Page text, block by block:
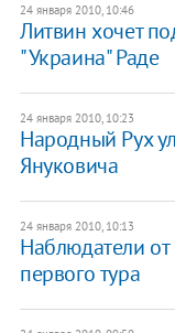
24 января 2010, 10:46
Литвин хочет
"Украина" Раде
24 января 2010, 10:23
Народный Рух
Януковича
24 января 2010, 10:13
Наблюдатели
первого тура